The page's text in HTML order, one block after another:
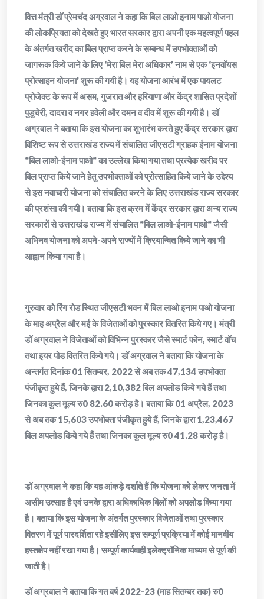
वित्त मंत्री डॉ प्रेमचंद अग्रवाल ने कहा कि बिल लाओ इनाम पाओ योजना
की लोकप्रियता को देखते हुए भारत सरकार द्वारा अपनी एक महत्‍वपूर्ण पहल
के अंतर्गत खरीद का बिल प्राप्त करने के सम्बन्ध में उपभोक्ताओं को
जागरूक किये जाने के लिए ‘मेरा बिल मेरा अधिकार’ नाम से एक ‘इनवॉयस
प्रोत्साहन योजना’ शुरू की गयी है। यह योजना आरंभ में एक पायलट
प्रोजेक्‍ट के रूप में असम, गुजरात और हरियाणा और केंद्र शासित प्रदेशों
पुडुचेरी, दादरा व नगर हवेली और दमन व दीव में शुरू की गयी है। डॉ
अग्रवाल ने बताया कि इस योजना का शुभारंभ करते हुए केंद्र सरकार द्वारा
विशिष्ट रूप से उत्तराखंड राज्य में संचालित जीएसटी ग्राहक ईनाम योजना
“बिल लाओ-ईनाम पाओ“ का उल्लेख किया गया तथा प्रत्येक खरीद पर
बिल प्राप्त किये जाने हेतु उपभोक्ताओं को प्रोत्साहित किये जाने के उद्देश्य
से इस नवाचारी योजना को संचालित करने के लिए उत्तराखंड राज्य सरकार
की प्रशंसा की गयी। बताया कि इस क्रम में केंद्र सरकार द्वारा अन्य राज्य
सरकारों से उत्तराखंड राज्य में संचालित “बिल लाओ-ईनाम पाओ“ जैसी
अभिनव योजना को अपने-अपने राज्यों में क्रियान्वित किये जाने का भी
आह्वान किया गया है।
गुरुवार को रिंग रोड स्थित जीएसटी भवन में बिल लाओ इनाम पाओ योजना
के माह अप्रैल और मई के विजेताओं को पुरस्कार वितरित किये गए। मंत्री
डॉ अग्रवाल ने विजेताओं को विभिन्न पुरस्कार जैसे स्मार्ट फोन, स्मार्ट वॉच
तथा इयर पोड वितरित किये गये। डॉ अग्रवाल ने बताया कि योजना के
अन्तर्गत दिनांक 01 सितम्बर, 2022 से अब तक 47,134 उपभोक्ता
पंजीकृत हुये हैं, जिनके द्वारा 2,10,382 बिल अपलोड किये गये हैं तथा
जिनका कुल मूल्य रु0 82.60 करोड़ है। बताया कि 01 अप्रैल, 2023
से अब तक 15,603 उपभोक्ता पंजीकृत हुये हैं, जिनके द्वारा 1,23,467
बिल अपलोड किये गये हैं तथा जिनका कुल मूल्य रु0 41.28 करोड़ है।
डॉ अग्रवाल ने कहा कि यह आंकड़े दर्शाते हैं कि योजना को लेकर जनता में
असीम उत्साह है एवं उनके द्वारा अधिकाधिक बिलों को अपलोड किया गया
है। बताया कि इस योजना के अंतर्गत पुरस्कार विजेताओं तथा पुरस्कार
वितरण में पूर्ण पारदर्शिता रहे इसीलिए इस सम्पूर्ण प्रक्रिया में कोई मानवीय
हस्तक्षेप नहीं रखा गया है। सम्पूर्ण कार्यवाही इलेक्ट्रॉनिक माध्यम से पूर्ण की
जाती है।
डॉ अग्रवाल ने बताया कि गत वर्ष 2022-23 (माह सितम्बर तक) रु0